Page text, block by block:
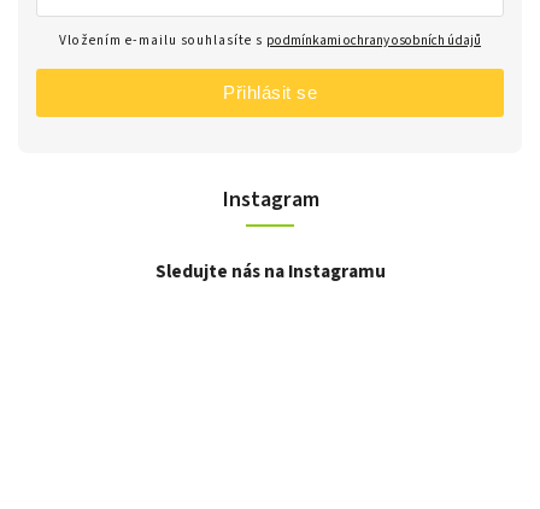
Instagram
Sledujte nás na Instagramu
Vložením e-mailu souhlasíte s podmínkami ochrany osobních údajů
Přihlásit se